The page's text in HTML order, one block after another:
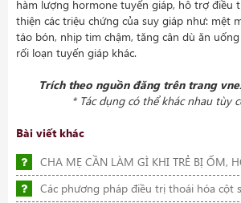
hàm lượng hormone tuyến giáp, hỗ trợ điều
thiện các triệu chứng của suy giáp như: mệt
táo bón, nhịp tim chậm, tăng cân dù ăn
rối loạn tuyến giáp khác.
Trích theo nguồn đăng trên trang
* Tác dụng có thể khác nhau tùy
Bài viết khác
CHA MẸ CẦN LÀM GÌ KHI TRẺ BỊ ỐM,
Các phương pháp điều trị thoái hóa cột